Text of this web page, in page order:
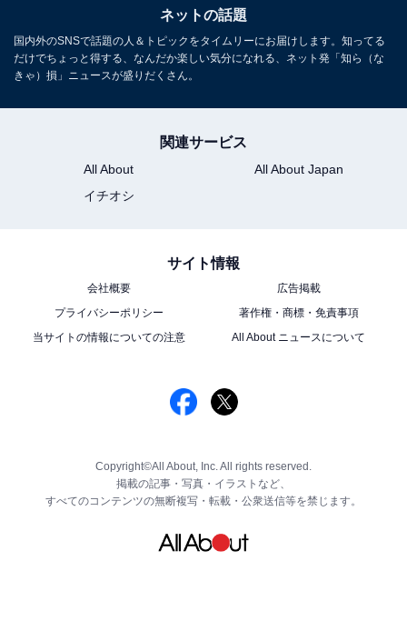
ネットの話題
国内外のSNSで話題の人＆トピックをタイムリーにお届けします。知ってる
だけでちょっと得する、なんだか楽しい気分になれる、ネット発「知ら（な
きゃ）損」ニュースが盛りだくさん。
関連サービス
All About
All About Japan
イチオシ
サイト情報
会社概要
広告掲載
プライバシーポリシー
著作権・商標・免責事項
当サイトの情報についての注意
All About ニュースについて
Copyright©All About, Inc. All rights reserved.
掲載の記事・写真・イラストなど、
すべてのコンテンツの無断複写・転載・公衆送信等を禁じます。